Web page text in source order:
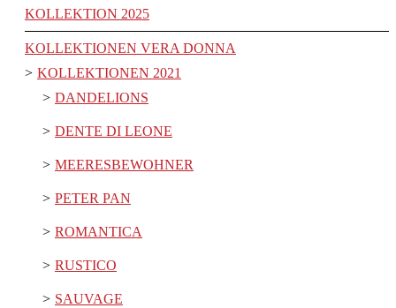
KOLLEKTION 2025
KOLLEKTIONEN VERA DONNA
KOLLEKTIONEN 2021
DANDELIONS
DENTE DI LEONE
MEERESBEWOHNER
PETER PAN
ROMANTICA
RUSTICO
SAUVAGE